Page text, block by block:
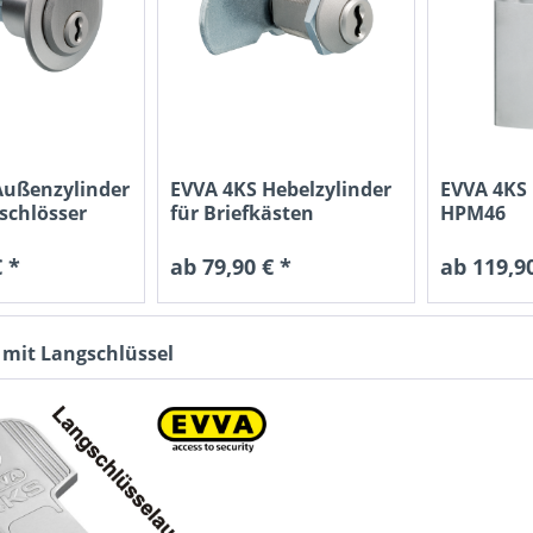
mit Langschlüssel
*
EVVA 4KS Hebelzylinder
für Briefkästen
ab 79,90 € *
EVVA
HPM46
ab